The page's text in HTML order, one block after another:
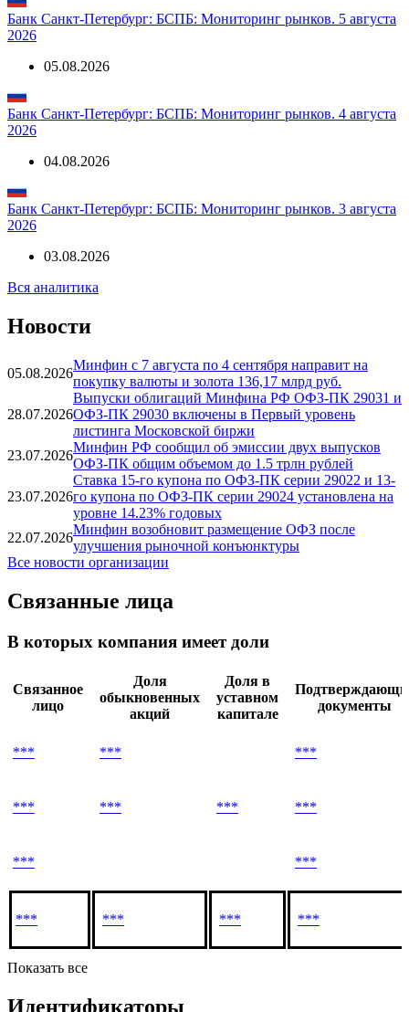
Банк Санкт-Петербург: БСПБ: Мониторинг рынков. 5 августа
2026
05.08.2026
Банк Санкт-Петербург: БСПБ: Мониторинг рынков. 4 августа
2026
04.08.2026
Банк Санкт-Петербург: БСПБ: Мониторинг рынков. 3 августа
2026
03.08.2026
Вся аналитика
Новости
05.08.2026
Минфин с 7 августа по 4 сентября направит на
покупку валюты и золота 136,17 млрд руб.
28.07.2026
Выпуски облигаций Минфина РФ ОФЗ-ПК 29031 и
ОФЗ-ПК 29030 включены в Первый уровень
листинга Московской биржи
23.07.2026
Минфин РФ сообщил об эмиссии двух выпусков
ОФЗ-ПК общим объемом до 1.5 трлн рублей
23.07.2026
Ставка 15-го купона по ОФЗ-ПК серии 29022 и 13-
го купона по ОФЗ-ПК серии 29024 установлена на
уровне 14.23% годовых
22.07.2026
Минфин возобновит размещение ОФЗ после
улучшения рыночной конъюнктуры
Все новости организации
Связанные лица
В которых компания имеет доли
Связанное
лицо
Доля
обыкновенных
акций
Доля в
уставном
капитале
документы
*** *** ***
*** *** *** ***
*** ***
*** *** *** ***
Показать все
Идентификаторы